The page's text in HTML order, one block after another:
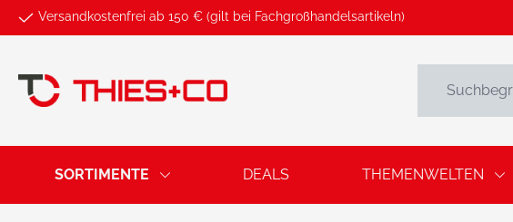
Zur Hauptnavigation springen
Versandkostenfrei ab 150 € (gilt bei Fachgroßhandelsartikeln)
SORTIMENTE DEALS THEMENWELTEN